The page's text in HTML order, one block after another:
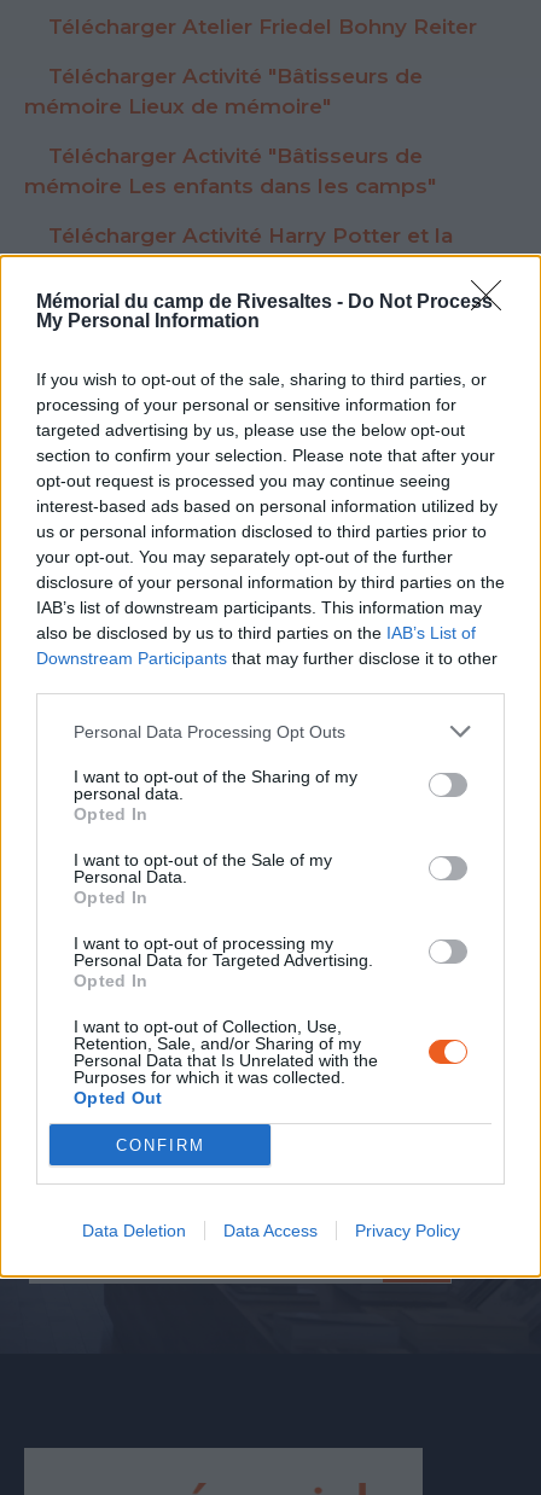
Mémorial du camp de Rivesaltes - Do Not Process
My Personal Information
If you wish to opt-out of the sale, sharing to third parties, or
processing of your personal or sensitive information for
targeted advertising by us, please use the below opt-out
section to confirm your selection. Please note that after your
opt-out request is processed you may continue seeing
interest-based ads based on personal information utilized by
us or personal information disclosed to third parties prior to
your opt-out. You may separately opt-out of the further
disclosure of your personal information by third parties on the
IAB’s list of downstream participants. This information may
also be disclosed by us to third parties on the IAB’s List of
Downstream Participants that may further disclose it to other
Personal Data Processing Opt Outs
I want to opt-out of the Sharing of my
personal data.
Opted In
I want to opt-out of the Sale of my
Personal Data.
Opted In
I want to opt-out of processing my
Personal Data for Targeted Advertising.
Opted In
I want to opt-out of Collection, Use,
Retention, Sale, and/or Sharing of my
Personal Data that Is Unrelated with the
Purposes for which it was collected.
Opted Out
CONFIRM
Data Deletion Data Access Privacy Policy
Télécharger Atelier Friedel Bohny Reiter
Télécharger Activité "Bâtisseurs de
mémoire Lieux de mémoire"
Télécharger Activité "Bâtisseurs de
mémoire Les enfants dans les camps"
Télécharger Activité Harry Potter et la
seconde guerre mondiale
Voir la ressource
précédente
Voir la ressource
suivante
BUTLLETÍINFORMATIU
Per estar sempre informat de les notícies del
SUBSCRIU-TE AL BUTLLETÍ
RECURSOS
conferències, lectures, exposicions temporals
anteriors...
Descobriu els recursos del Memorial a l'hora de
preparar o ampliar la vostra visit.
DESCOBRIU ELS